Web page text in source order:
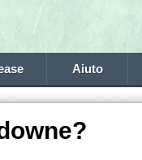
Aiuto